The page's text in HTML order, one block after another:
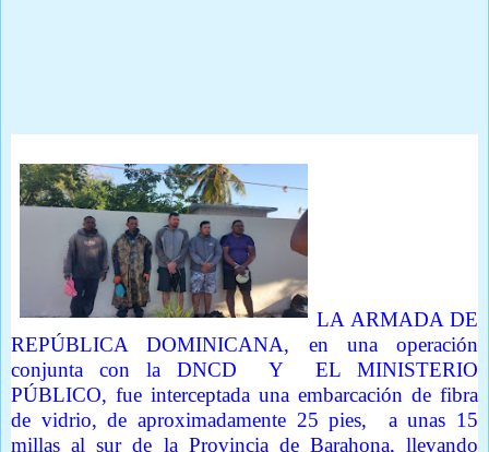
LA ARMADA DE
REPÚBLICA DOMINICANA, en una operación
conjunta con la DNCD Y EL MINISTERIO
PÚBLICO, fue interceptada una embarcación de fibra
de vidrio, de aproximadamente 25 pies, a unas 15
millas al sur de la Provincia de Barahona, llevando